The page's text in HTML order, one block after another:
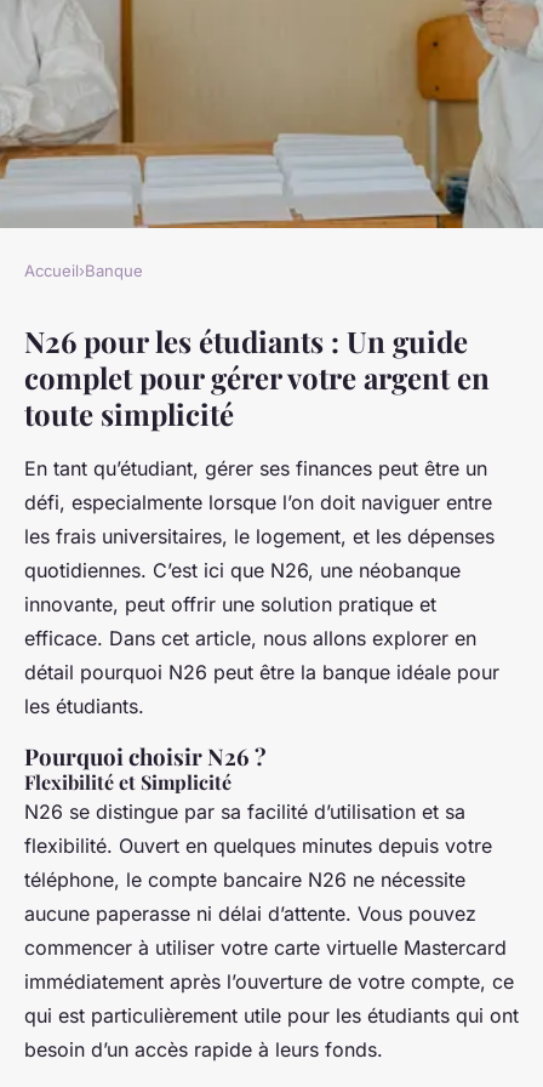
N26 pour les étudiants
8 novembre 2024•
Accueil›Banque
N26 pour les étudiants : Un guide
complet pour gérer votre argent en
toute simplicité
En tant qu’étudiant, gérer ses finances peut être un
défi, especialmente lorsque l’on doit naviguer entre
les frais universitaires, le logement, et les dépenses
quotidiennes. C’est ici que N26, une néobanque
innovante, peut offrir une solution pratique et
efficace. Dans cet article, nous allons explorer en
détail pourquoi N26 peut être la banque idéale pour
les étudiants.
Pourquoi choisir N26 ?
Flexibilité et Simplicité
N26 se distingue par sa facilité d’utilisation et sa
flexibilité. Ouvert en quelques minutes depuis votre
téléphone, le compte bancaire N26 ne nécessite
aucune paperasse ni délai d’attente. Vous pouvez
commencer à utiliser votre carte virtuelle Mastercard
immédiatement après l’ouverture de votre compte, ce
qui est particulièrement utile pour les étudiants qui ont
besoin d’un accès rapide à leurs fonds.